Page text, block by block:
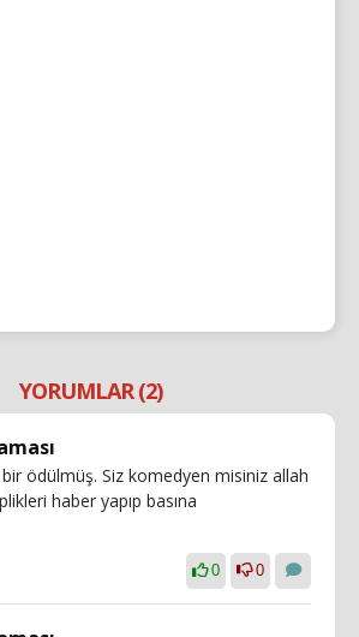
YORUMLAR (2)
ödülmüş. Siz komedyen misiniz allah
haber yapıp basına
0 0